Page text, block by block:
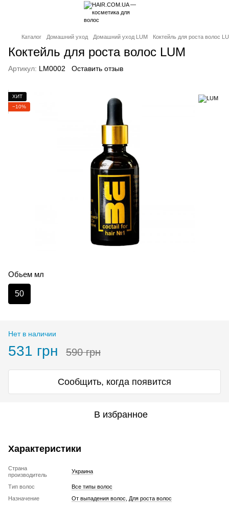
Каталог Домашний уход Домашний уход LUM Коктейль для роста волос
Коктейль для роста волос LUM
Артикул: LM0002 Оставить отзыв
ХИТ
−10%
Обьем мл
50
Нет в наличии
531 грн 590 грн
Сообщить, когда появится
В избранное
Характеристики
Страна
производитель
Украина
Тип волос
Все типы волос
Назначение
От выпадения волос
Для роста волос